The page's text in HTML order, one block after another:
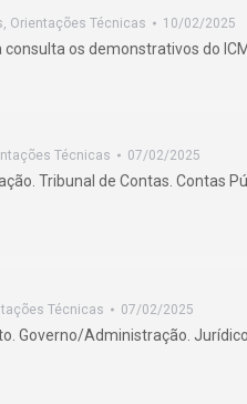
, Orientações Técnicas 10/02/2025
os demonstrativos do
Técnicas 07/02/2025
Tribunal de Contas. Contas
Técnicas 07/02/2025
Governo/Administração.